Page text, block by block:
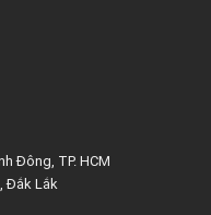
Đông, TP. HCM
Đắk Lắk